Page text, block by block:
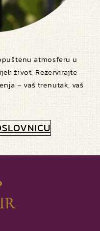
atmosferu u
život. Rezervirajte
– vaš trenutak, vaš